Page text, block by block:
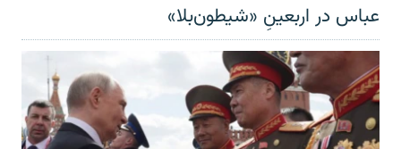
عباس در اربعینِ «شیطون‌بلا»